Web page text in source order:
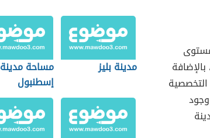
مدينة بليز
مساحة مدينة
إسطنبول